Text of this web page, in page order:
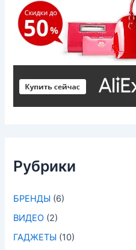
Рубрики
БРЕНДЫ (6)
ВИДЕО (2)
ГАДЖЕТЫ (10)